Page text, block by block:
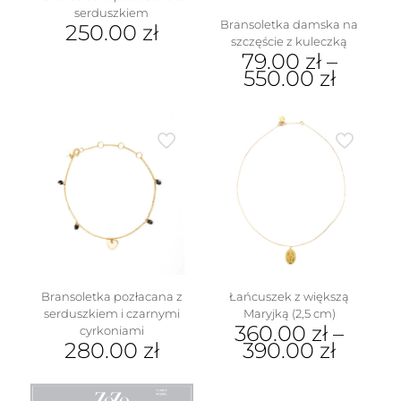
serduszkiem
250.00 zł
Bransoletka damska na
szczęście z kuleczką
79.00 zł–
550.00 zł
wariantów.
stronie
Bransoletka pozłacana z
serduszkiem i czarnymi
cyrkoniami
280.00 zł
Łańcuszek z większą
Maryjką (2,5 cm)
360.00 zł –
390.00 zł